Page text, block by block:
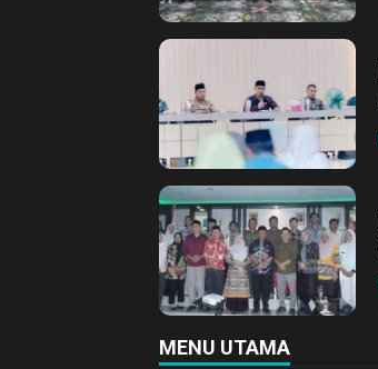
MENU UTAMA